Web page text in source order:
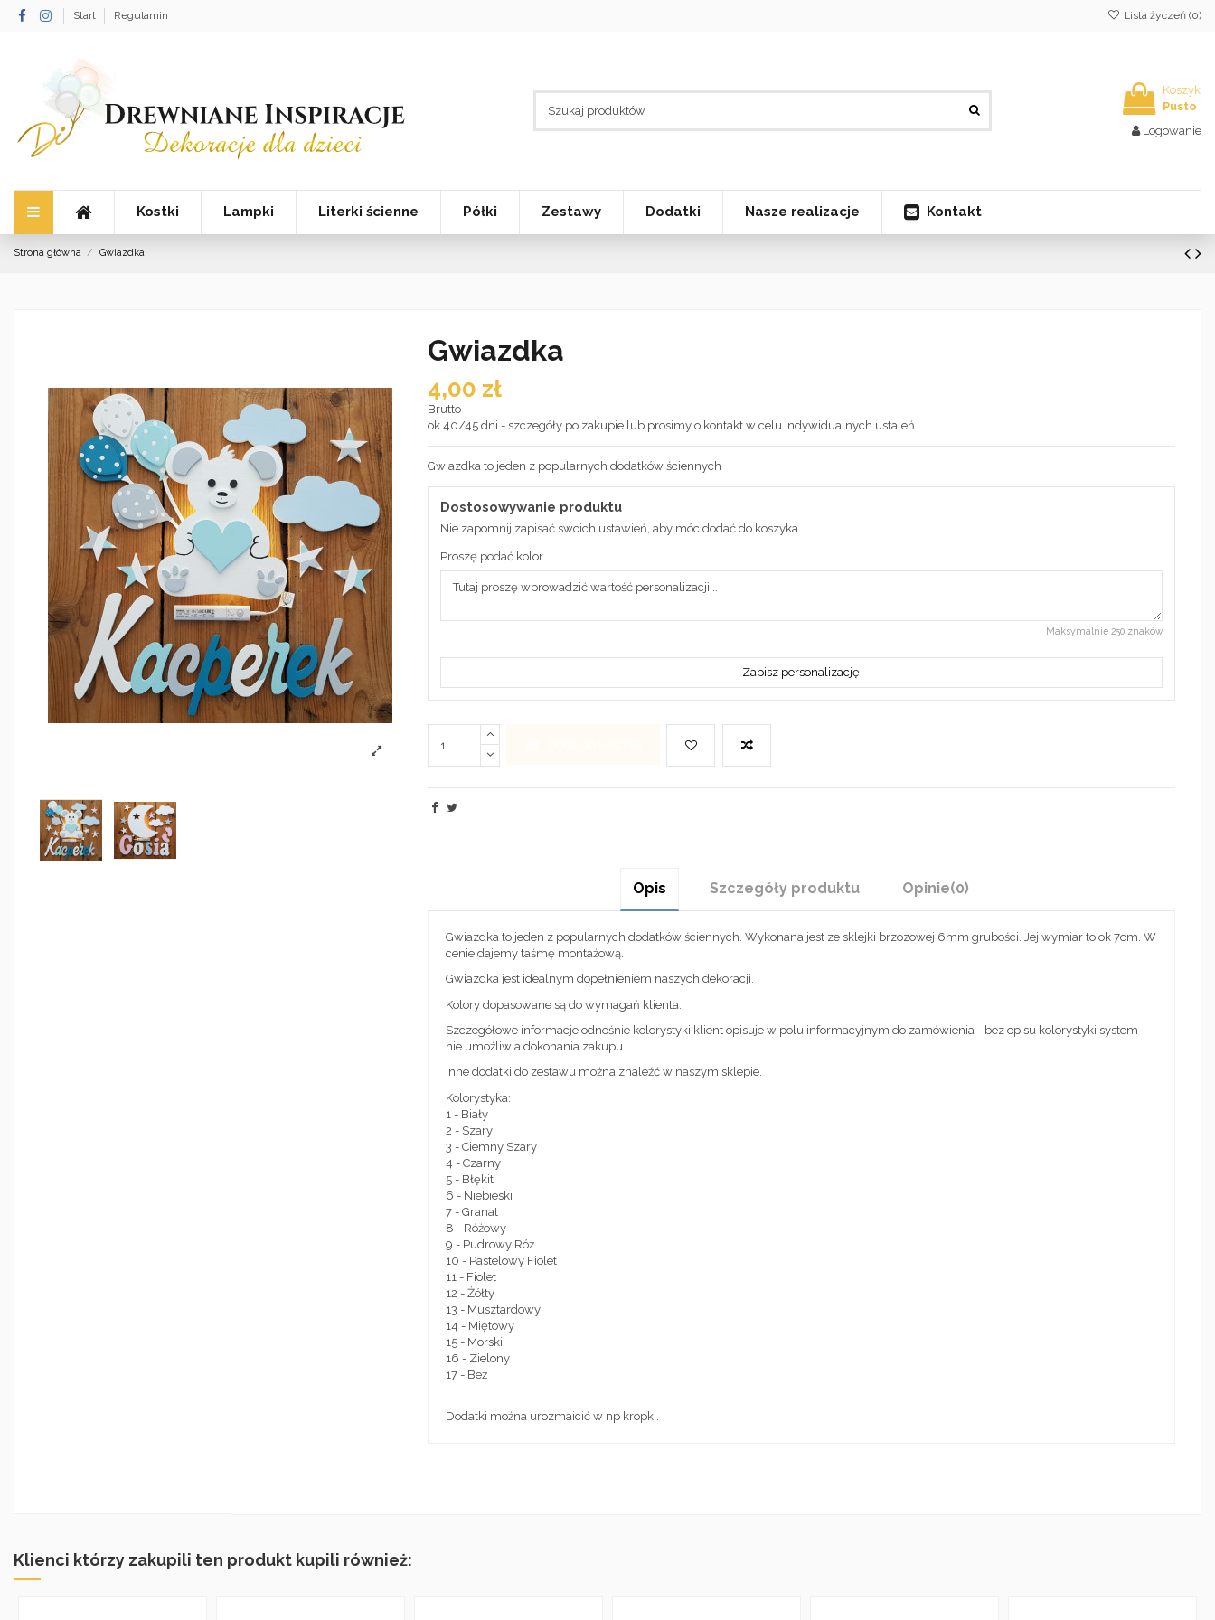
Start Regulamin Lista życzeń (0)
Koszyk
Pusto
Logowanie
Kostki Lampki Literki ścienne Półki Zestawy Dodatki Nasze realizacje Kontakt
Strona główna Gwiazdka
Gwiazdka
4,00 zł
Brutto
ok 40/45 dni - szczegóły po zakupie lub prosimy o kontakt w celu indywidualnych ustaleń
Gwiazdka to jeden z popularnych dodatków ściennych
Dostosowywanie produktu
Nie zapomnij zapisać swoich ustawień, aby móc dodać do koszyka
Proszę podać kolor
Maksymalnie 250 znaków
Zapisz personalizację
Opis Szczegóły produktu Opinie(0)
Gwiazdka to jeden z popularnych dodatków ściennych. Wykonana jest ze sklejki brzozowej 6mm grubości. Jej wymiar to ok 7cm. W
cenie dajemy taśmę montażową.
Gwiazdka jest idealnym dopełnieniem naszych dekoracji.
Kolory dopasowane są do wymagań klienta.
Szczegółowe informacje odnośnie kolorystyki klient opisuje w polu informacyjnym do zamówienia - bez opisu kolorystyki system
nie umożliwia dokonania zakupu.
Inne dodatki do zestawu można znaleźć w naszym sklepie.
Kolorystyka:
1 - Biały
2 - Szary
3 - Ciemny Szary
4 - Czarny
5 - Błękit
6 - Niebieski
7 - Granat
8 - Różowy
9 - Pudrowy Róż
10 - Pastelowy Fiolet
11 - Fiolet
12 - Żółty
13 - Musztardowy
14 - Miętowy
15 - Morski
16 - Zielony
17 - Beż
Dodatki można urozmaicić w np kropki.
Klienci którzy zakupili ten produkt kupili również: